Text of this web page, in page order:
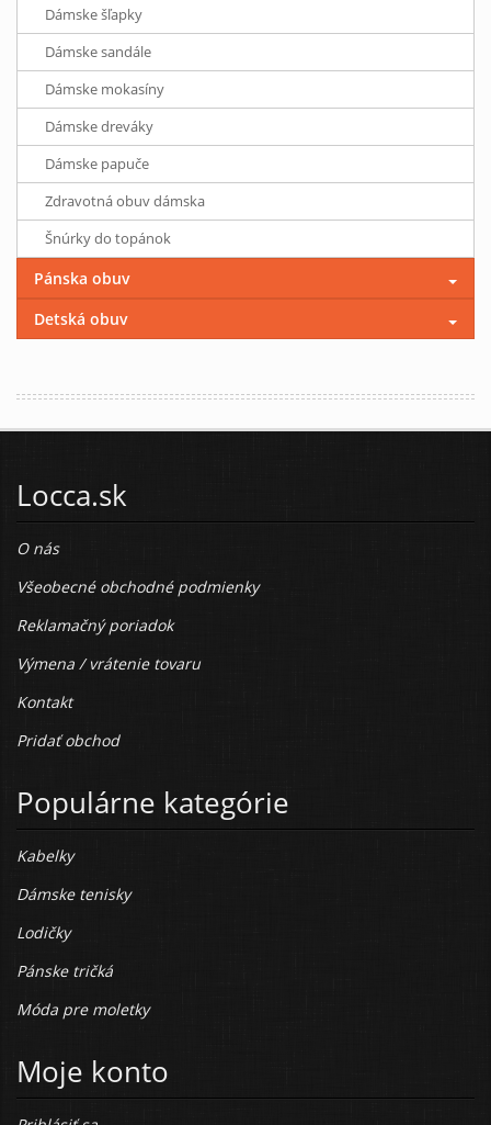
Dámske šľapky
Dámske sandále
Dámske mokasíny
Dámske dreváky
Dámske papuče
Zdravotná obuv dámska
Šnúrky do topánok
Pánska obuv
Detská obuv
Locca.sk
O nás
Všeobecné obchodné podmienky
Reklamačný poriadok
Výmena / vrátenie tovaru
Kontakt
Pridať obchod
Populárne kategórie
Kabelky
Dámske tenisky
Lodičky
Pánske tričká
Móda pre moletky
Moje konto